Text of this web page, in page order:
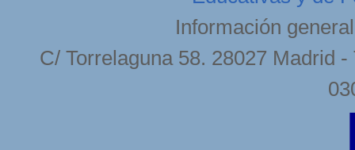
Información
C/ Torrelaguna 58. 28027 Madrid